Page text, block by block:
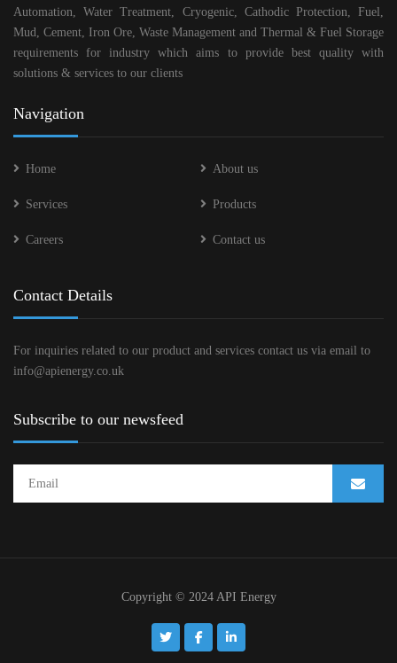
Automation, Water Treatment, Cryogenic, Cathodic Protection, Fuel,
Mud, Cement, Iron Ore, Waste Management and Thermal & Fuel Storage
requirements for industry which aims to provide best quality with
solutions & services to our clients
Navigation
Home About us
Services Products
Careers Contact us
Contact Details
For inquiries related to our product and services contact us via email to
info@apienergy.co.uk
Subscribe to our newsfeed
Copyright © 2024 API Energy